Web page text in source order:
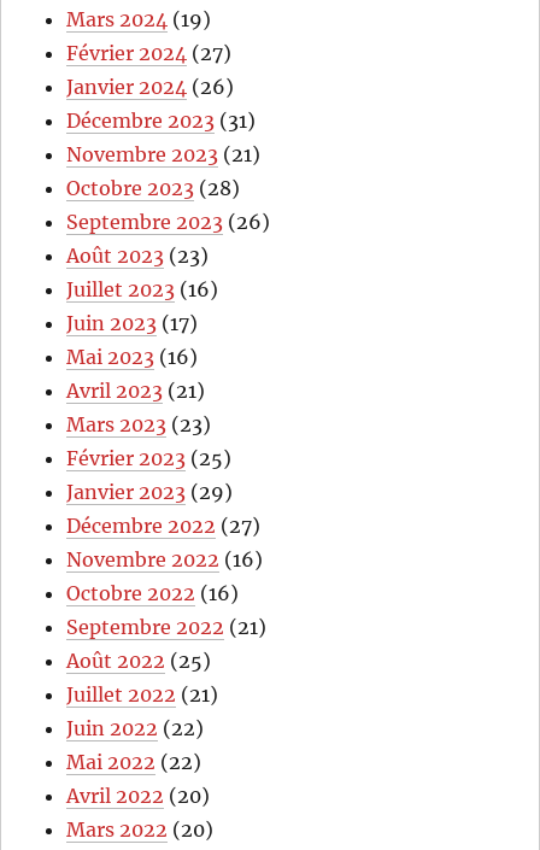
Mars 2024 (19)
Février 2024 (27)
Janvier 2024 (26)
Décembre 2023 (31)
Novembre 2023 (21)
Octobre 2023 (28)
Septembre 2023 (26)
Août 2023 (23)
Juillet 2023 (16)
Juin 2023 (17)
Mai 2023 (16)
Avril 2023 (21)
Mars 2023 (23)
Février 2023 (25)
Janvier 2023 (29)
Décembre 2022 (27)
Novembre 2022 (16)
Octobre 2022 (16)
Septembre 2022 (21)
Août 2022 (25)
Juillet 2022 (21)
Juin 2022 (22)
Mai 2022 (22)
Avril 2022 (20)
Mars 2022 (20)